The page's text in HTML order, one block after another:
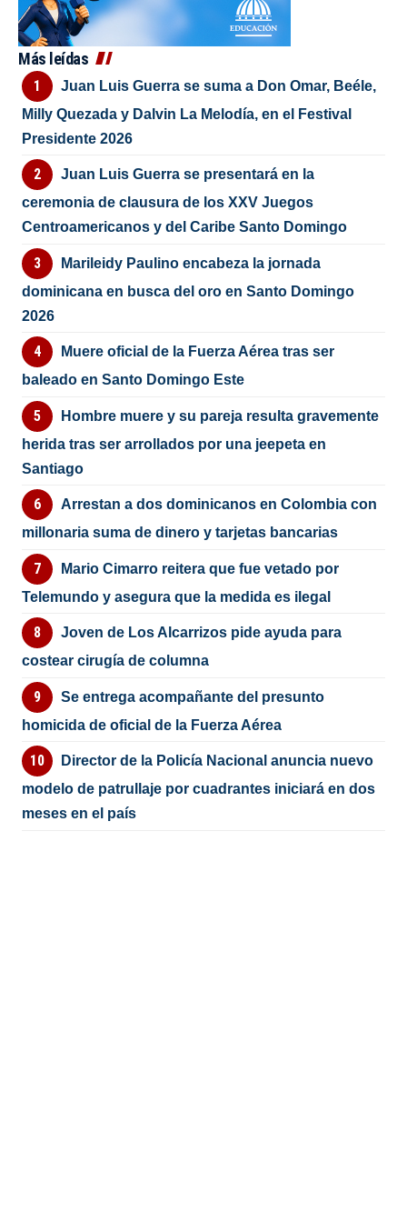
Más leídas
Juan Luis Guerra se suma a Don Omar, Beéle,
Milly Quezada y Dalvin La Melodía, en el Festival
Presidente 2026
Juan Luis Guerra se presentará en la
ceremonia de clausura de los XXV Juegos
Centroamericanos y del Caribe Santo Domingo
Marileidy Paulino encabeza la jornada
dominicana en busca del oro en Santo Domingo
2026
Muere oficial de la Fuerza Aérea tras ser
baleado en Santo Domingo Este
Hombre muere y su pareja resulta gravemente
herida tras ser arrollados por una jeepeta en
Santiago
Arrestan a dos dominicanos en Colombia con
millonaria suma de dinero y tarjetas bancarias
Mario Cimarro reitera que fue vetado por
Telemundo y asegura que la medida es ilegal
Joven de Los Alcarrizos pide ayuda para
costear cirugía de columna
Se entrega acompañante del presunto
homicida de oficial de la Fuerza Aérea
Director de la Policía Nacional anuncia nuevo
modelo de patrullaje por cuadrantes iniciará en dos
meses en el país